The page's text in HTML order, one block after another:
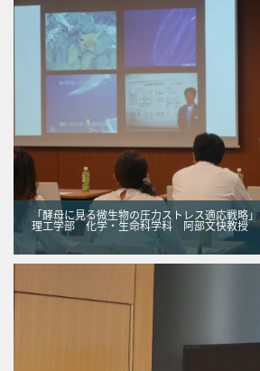
「酵母に見る微生物の圧力ストレス適応戦略」
理工学部 化学・生命科学科 阿部文快教授